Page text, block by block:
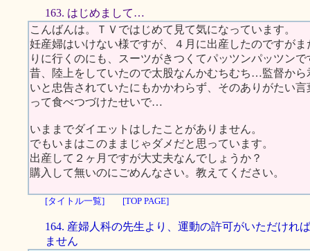
163. はじめまして…
こんばんは。ＴＶではじめて見て気になっています。
妊産婦はいけない様ですが、４月に出産したのですが
りに行くのにも、スーツがきつくてパッツンパッツンで
昔、陸上をしていたので太股なんかむちむち…監督か
いと忠告されていたにもかかわらず、そのありがたい
って食べつづけたせいで…
いままでダイエットはしたことがありません。
でもいまはこのままじゃダメだと思っています。
出産して２ヶ月ですが大丈夫なんでしょうか？
購入して無いのにごめんなさい。教えてください。
[タイトル一覧] [TOP PAGE]
164. 産婦人科の先生より、運動の許可がいただけれ
ません